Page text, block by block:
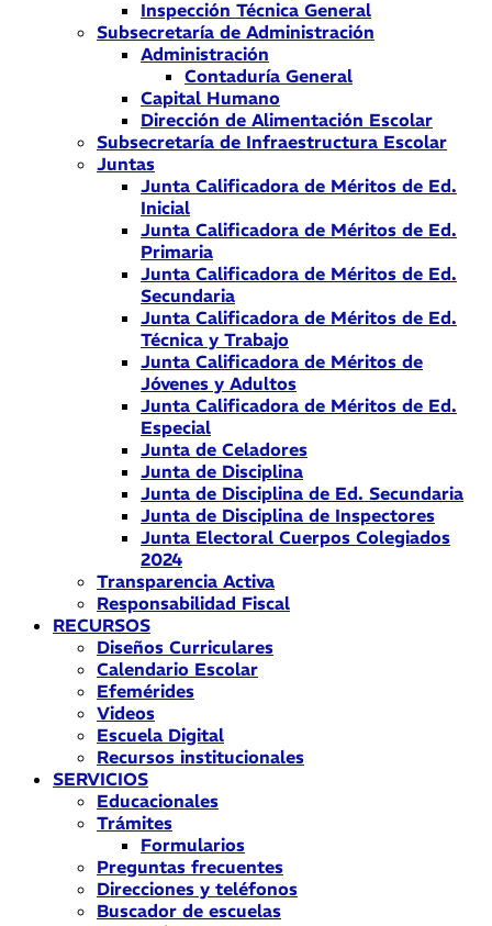
Inspección Técnica General
Subsecretaría de Administración
Administración
Contaduría General
Capital Humano
Dirección de Alimentación Escolar
Subsecretaría de Infraestructura Escolar
Juntas
Junta Calificadora de Méritos de Ed.
Inicial
Junta Calificadora de Méritos de Ed.
Primaria
Junta Calificadora de Méritos de Ed.
Secundaria
Junta Calificadora de Méritos de Ed.
Técnica y Trabajo
Junta Calificadora de Méritos de
Jóvenes y Adultos
Junta Calificadora de Méritos de Ed.
Especial
Junta de Celadores
Junta de Disciplina
Junta de Disciplina de Ed. Secundaria
Junta de Disciplina de Inspectores
Junta Electoral Cuerpos Colegiados
2024
Transparencia Activa
Responsabilidad Fiscal
RECURSOS
Diseños Curriculares
Calendario Escolar
Efemérides
Videos
Escuela Digital
Recursos institucionales
SERVICIOS
Educacionales
Trámites
Formularios
Preguntas frecuentes
Direcciones y teléfonos
Buscador de escuelas